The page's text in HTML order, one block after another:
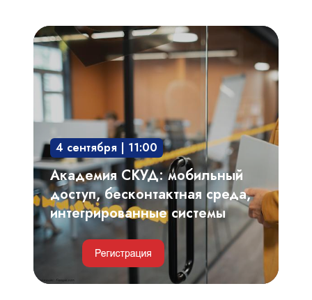
Академия
СКУД:
мобильный
доступ,
бесконтактная
интегрированные
системы
4 сентября | 11:00
Академия СКУД: мобильный
доступ, бесконтактная среда,
интегрированные системы